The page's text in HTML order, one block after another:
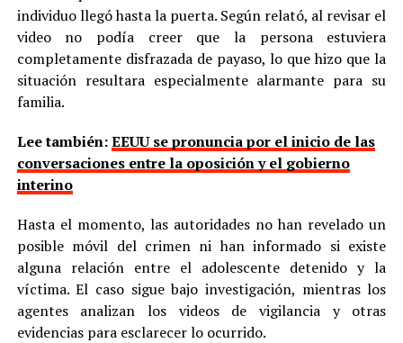
individuo llegó hasta la puerta. Según relató, al revisar el
video no podía creer que la persona estuviera
completamente disfrazada de payaso, lo que hizo que la
situación resultara especialmente alarmante para su
familia.
Lee también:EEUU se pronuncia por el inicio de las
conversaciones entre la oposición y el gobierno
interino
Hasta el momento, las autoridades no han revelado un
posible móvil del crimen ni han informado si existe
alguna relación entre el adolescente detenido y la
víctima. El caso sigue bajo investigación, mientras los
agentes analizan los videos de vigilancia y otras
evidencias para esclarecer lo ocurrido.